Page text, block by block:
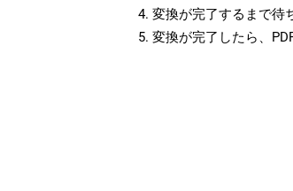
変換が完了するまで待
変換が完了したら、